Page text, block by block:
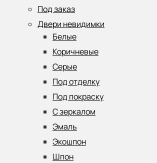
Под заказ
Двери невидимки
Белые
Коричневые
Серые
Под отделку
Под покраску
С зеркалом
Эмаль
Экошпон
Шпон